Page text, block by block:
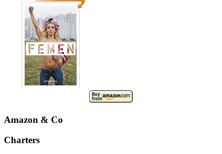
Amazon & Co
Charters